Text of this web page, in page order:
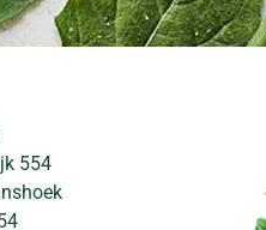
554